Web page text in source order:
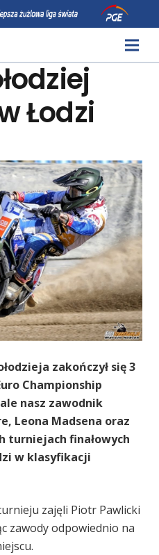
Łodzi
zakończył się 3
Championship
nasz zawodnik
Leona Madsena oraz
turniejach finałowych
w klasyfikacji
zajęli Piotr Pawlicki
zawody odpowiednio na